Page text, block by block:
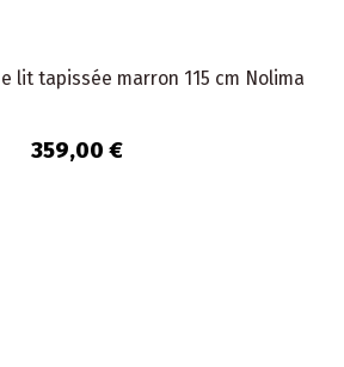
lit tapissée marron 115 cm Nolima
359,00 €